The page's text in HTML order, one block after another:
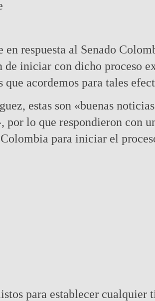
en respuesta al Senado
de iniciar con dicho proceso
que acordemos para tales
estas son «buenas
por lo que respondieron con
Colombia para iniciar el
para establecer